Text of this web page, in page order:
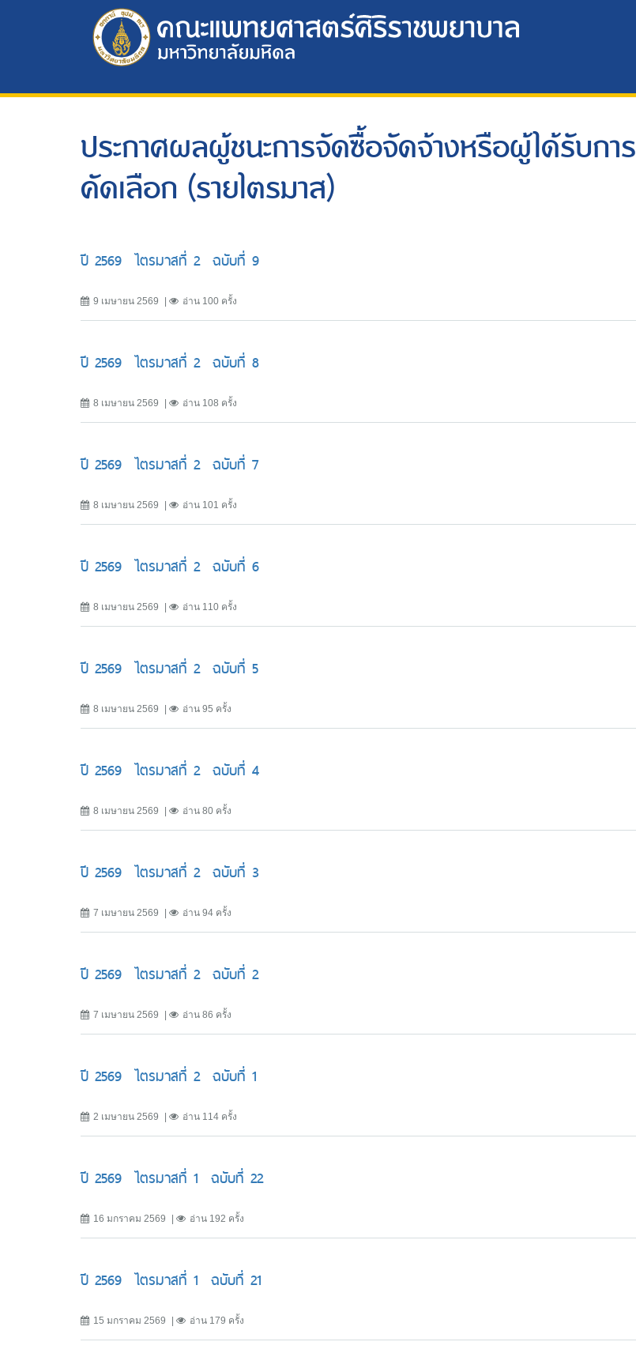
ประกาศผลผู้ชนะการจัดซื้อจัดจ้างหรือผู้ได้รับการ
คัดเลือก (รายไตรมาส)
ปี 2569 ไตรมาสที่ 2 ฉบับที่ 9
9 เมษายน 2569 อ่าน 100 ครั้ง
ปี 2569 ไตรมาสที่ 2 ฉบับที่ 8
8 เมษายน 2569 อ่าน 108 ครั้ง
ปี 2569 ไตรมาสที่ 2 ฉบับที่ 7
8 เมษายน 2569 อ่าน 101 ครั้ง
ปี 2569 ไตรมาสที่ 2 ฉบับที่ 6
8 เมษายน 2569 อ่าน 110 ครั้ง
ปี 2569 ไตรมาสที่ 2 ฉบับที่ 5
8 เมษายน 2569 อ่าน 95 ครั้ง
ปี 2569 ไตรมาสที่ 2 ฉบับที่ 4
8 เมษายน 2569 อ่าน 80 ครั้ง
ปี 2569 ไตรมาสที่ 2 ฉบับที่ 3
7 เมษายน 2569 อ่าน 94 ครั้ง
ปี 2569 ไตรมาสที่ 2 ฉบับที่ 2
7 เมษายน 2569 อ่าน 86 ครั้ง
ปี 2569 ไตรมาสที่ 2 ฉบับที่ 1
2 เมษายน 2569 อ่าน 114 ครั้ง
ปี 2569 ไตรมาสที่ 1 ฉบับที่ 22
16 มกราคม 2569 อ่าน 192 ครั้ง
ปี 2569 ไตรมาสที่ 1 ฉบับที่ 21
15 มกราคม 2569 อ่าน 179 ครั้ง